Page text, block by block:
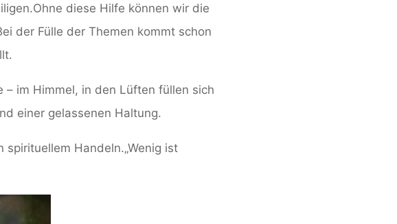
Ohne diese Hilfe können wir die
der Fülle der Themen kommt schon
im Himmel, in den Lüften füllen sich
einer gelassenen Haltung.
spirituellem Handeln.„Wenig ist